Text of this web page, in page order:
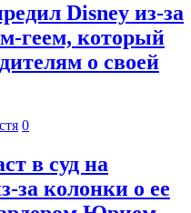
Disney из-за
геем, который
о своей
0
в суд на
за колонки о ее